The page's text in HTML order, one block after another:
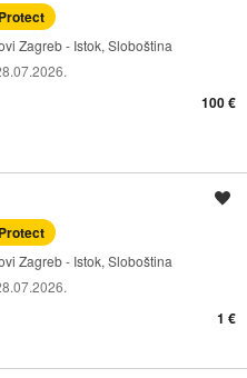
Zagreb - Istok, Sloboština
100 €
Zagreb - Istok, Sloboština
1 €